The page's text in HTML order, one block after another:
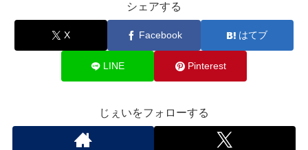
シェアする
X Facebook はてブ
LINE Pinterest
じぇいをフォローする